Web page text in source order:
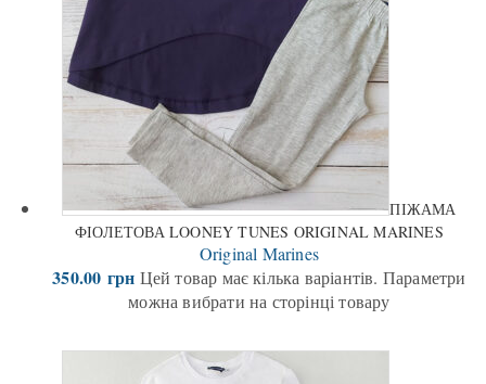
ПІЖАМА
ФІОЛЕТОВА LOONEY TUNES ORIGINAL MARINES
Original Marines
350.00 грн Цей товар має кілька варіантів. Параметри
можна вибрати на сторінці товару